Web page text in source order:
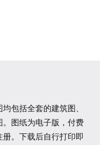
包括全套的建筑图、
图纸为电子版，付费
。下载后自行打印即